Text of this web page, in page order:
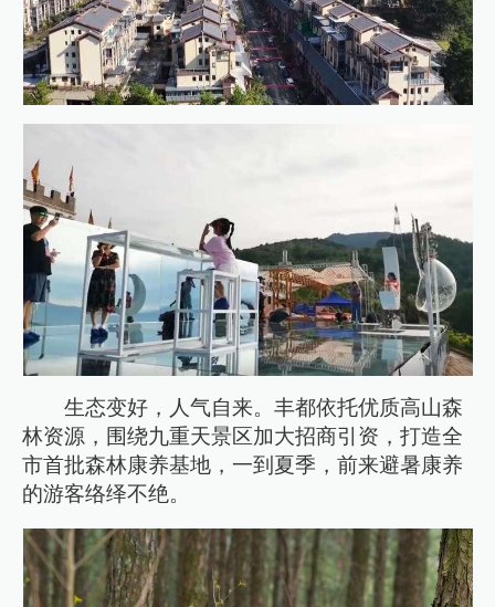
生态变好，人气自来。丰都依托优质高山森
林资源，围绕九重天景区加大招商引资，打造全
市首批森林康养基地，一到夏季，前来避暑康养
的游客络绎不绝。